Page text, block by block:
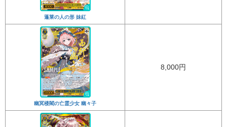
蓬莱の人の形 妹紅
幽冥楼閣の亡霊少女 幽々子
8,000円